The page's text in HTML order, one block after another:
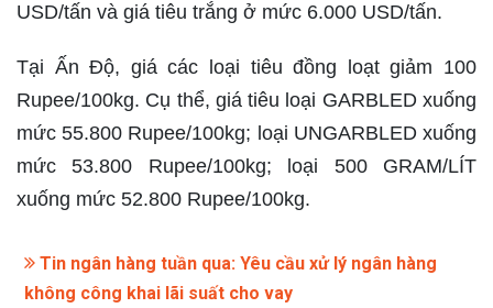
USD/tấn và giá tiêu trắng ở mức 6.000 USD/tấn.
Tại Ấn Độ, giá các loại tiêu đồng loạt giảm 100
Rupee/100kg. Cụ thể, giá tiêu loại GARBLED xuống
mức 55.800 Rupee/100kg; loại UNGARBLED xuống
mức 53.800 Rupee/100kg; loại 500 GRAM/LÍT
xuống mức 52.800 Rupee/100kg.
Tin ngân hàng tuần qua: Yêu cầu xử lý ngân hàng
không công khai lãi suất cho vay